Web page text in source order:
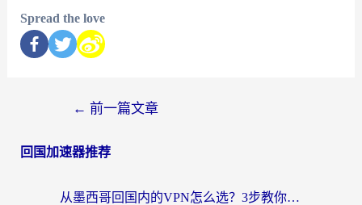
Spread the love
← 前一篇文章
回国加速器推荐
从墨西哥回国内的VPN怎么选？3步教你无缝刷剧、玩国服游戏